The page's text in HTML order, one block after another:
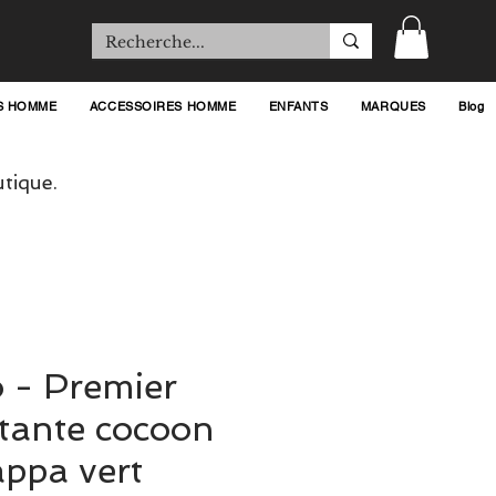
HOMME ACCESSOIRES HOMME ENFANTS MARQUES Blog
- Premier
cocoon
vert